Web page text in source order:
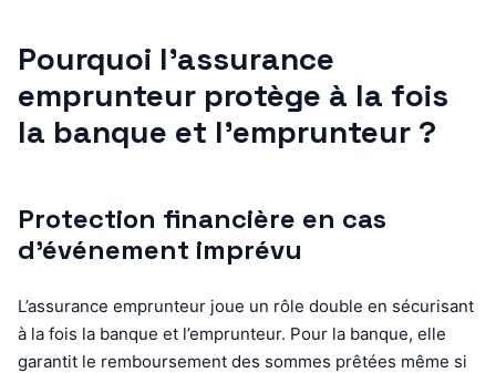
Pourquoi l’assurance
emprunteur protège à la fois
la banque et l’emprunteur ?
Protection financière en cas
d’événement imprévu
L’assurance emprunteur joue un rôle double en sécurisant
à la fois la banque et l’emprunteur. Pour la banque, elle
garantit le remboursement des sommes prêtées même si